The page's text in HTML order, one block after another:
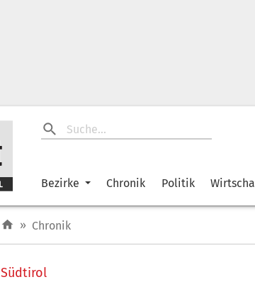
Bezirke Chronik Politik
» Chronik
Südtirol